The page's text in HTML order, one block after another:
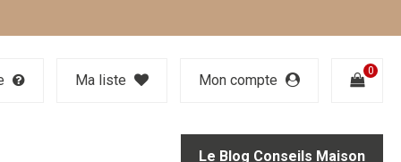
Ma liste Mon compte
0
Le Blog Conseils Maison